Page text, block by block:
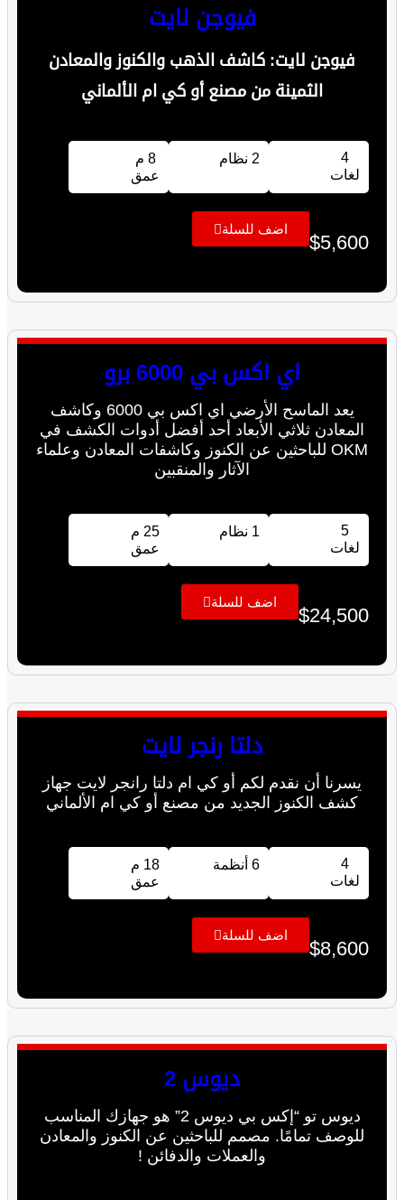
فيوجن لايت
فيوجن لايت: كاشف الذهب والكنوز والمعادن
الثمينة من مصنع أو كي ام الألماني
4
لغات
2 نظام
8 م
عمق
$5,600
اضف للسلة
اي اكس بي 6000 برو
يعد الماسح الأرضي اي اكس بي 6000 وكاشف
المعادن ثلاثي الأبعاد أحد أفضل أدوات الكشف في
OKM للباحثين عن الكنوز وكاشفات المعادن وعلماء
الآثار والمنقبين
5
لغات
1 نظام
25 م
عمق
$24,500
اضف للسلة
دلتا رنجر لايت
يسرنا أن نقدم لكم أو كي ام دلتا رانجر لايت جهاز
كشف الكنوز الجديد من مصنع أو كي ام الألماني
4
لغات
6 أنظمة
18 م
عمق
$8,600
اضف للسلة
ديوس 2
ديوس تو “إكس بي ديوس 2” هو جهازك المناسب
للوصف تمامًا. مصمم للباحثين عن الكنوز والمعادن
والعملات والدفائن !